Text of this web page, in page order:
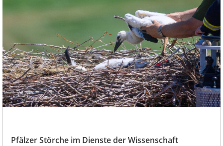
Pfälzer Störche im Dienste der Wissenschaft